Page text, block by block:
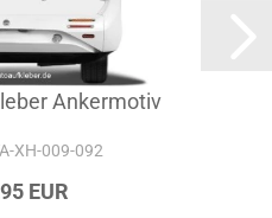
Ankermotiv
XH-009-092
EUR